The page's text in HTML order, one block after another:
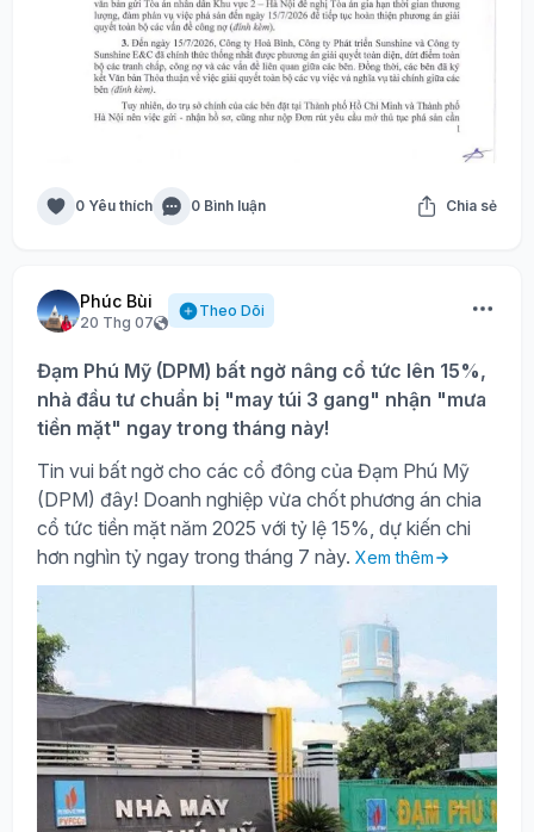
0 Yêu thích 0 Bình luận Chia sẻ
Phúc Bùi
20 Thg 07
Theo Dõi
Đạm Phú Mỹ (DPM) bất ngờ nâng cổ tức lên 15%,
nhà đầu tư chuẩn bị "may túi 3 gang" nhận "mưa
tiền mặt" ngay trong tháng này!
Tin vui bất ngờ cho các cổ đông của Đạm Phú Mỹ
(DPM) đây! Doanh nghiệp vừa chốt phương án chia
cổ tức tiền mặt năm 2025 với tỷ lệ 15%, dự kiến chi
hơn nghìn tỷ ngay trong tháng 7 này. Xem thêm